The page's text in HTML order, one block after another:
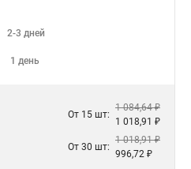
2-3 дней
1 день
От 15 шт:
1 084,64 ₽
1 018,91 ₽
От 30 шт:
1 018,91 ₽
996,72 ₽